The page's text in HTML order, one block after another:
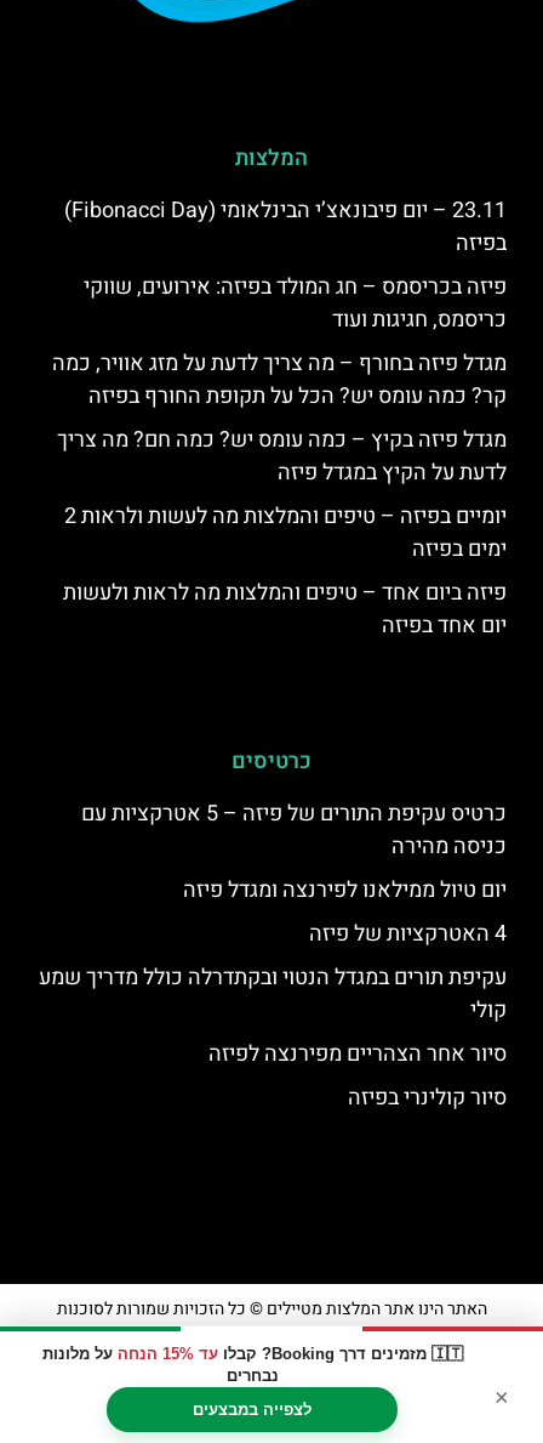
🇮🇹 מזמינים דרך Booking? קבלו עד 15% הנחה
על מלונות
נבחרים
לצפייה במבצעים
×
המלצות
23.11 – יום פיבונאצ’י הבינלאומי (Fibonacci Day)
בפיזה
פיזה בכריסמס – חג המולד בפיזה: אירועים, שווקי
כריסמס, חגיגות ועוד
מגדל פיזה בחורף – מה צריך לדעת על מזג אוויר, כמה
קר? כמה עומס יש? הכל על תקופת החורף בפיזה
מגדל פיזה בקיץ – כמה עומס יש? כמה חם? מה צריך
לדעת על הקיץ במגדל פיזה
יומיים בפיזה – טיפים והמלצות מה לעשות ולראות 2
ימים בפיזה
פיזה ביום אחד – טיפים והמלצות מה לראות ולעשות
יום אחד בפיזה
כרטיסים
כרטיס עקיפת התורים של פיזה – 5 אטרקציות עם
כניסה מהירה
יום טיול ממילאנו לפירנצה ומגדל פיזה
4 האטרקציות של פיזה
עקיפת תורים במגדל הנטוי ובקתדרלה כולל מדריך שמע
קולי
סיור אחר הצהריים מפירנצה לפיזה
סיור קולינרי בפיזה
האתר הינו אתר המלצות מטיילים © כל הזכויות שמורות לסוכנות
מדיניות פרטיות